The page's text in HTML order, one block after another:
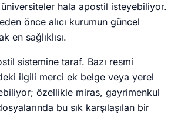
hala apostil isteyebiliyor.
önce alıcı kurumun güncel
en sağlıklısı.
sistemine taraf. Bazı resmi
ilgili merci ek belge veya yerel
özellikle miras, gayrimenkul
bu sık karşılaşılan bir